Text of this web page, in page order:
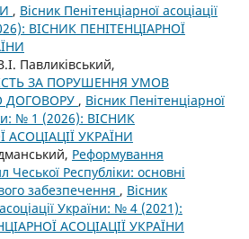
, Вісник Пенітенціарної асоціації
ВІСНИК ПЕНІТЕНЦІАРНОЇ
Павликівський,
ЗА ПОРУШЕННЯ УМОВ
ДОГОВОРУ , Вісник Пенітенціарної
№ 1 (2026): ВІСНИК
АСОЦІАЦІЇ УКРАЇНИ
Реформування
Чеської Республіки: основні
забезпечення , Вісник
України: № 4 (2021):
АСОЦІАЦІЇ УКРАЇНИ